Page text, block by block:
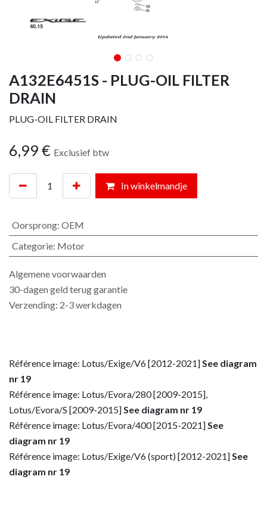
A132E6451S - PLUG-OIL FILTER
DRAIN
PLUG-OIL FILTER DRAIN
6,99 € Exclusief btw
In winkelmandje
Oorsprong: OEM
Categorie: Motor
Algemene voorwaarden
30-dagen geld terug garantie
Verzending: 2-3 werkdagen
Référence image: Lotus/Exige/V6 [2012-2021]See diagram
nr 19
Référence image: Lotus/Evora/280 [2009-2015],
Lotus/Evora/S [2009-2015]See diagram nr 19
Référence image: Lotus/Evora/400 [2015-2021]See
diagram nr 19
Référence image: Lotus/Exige/V6 (sport) [2012-2021]See
diagram nr 19